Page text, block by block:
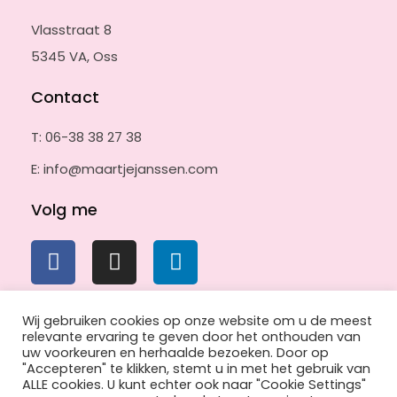
n
v
o
r
r
e
j
?
Vlasstraat 8
5345 VA, Oss
Contact
T: 06-38 38 27 38
E: info@maartjejanssen.com
Volg me
© 2026 Maartje Janssen Publishing
Gerealiseerd doorToeliedesign
Wij gebruiken cookies op onze website om u de meest
relevante ervaring te geven door het onthouden van
uw voorkeuren en herhaalde bezoeken. Door op
"Accepteren" te klikken, stemt u in met het gebruik van
ALLE cookies. U kunt echter ook naar "Cookie Settings"